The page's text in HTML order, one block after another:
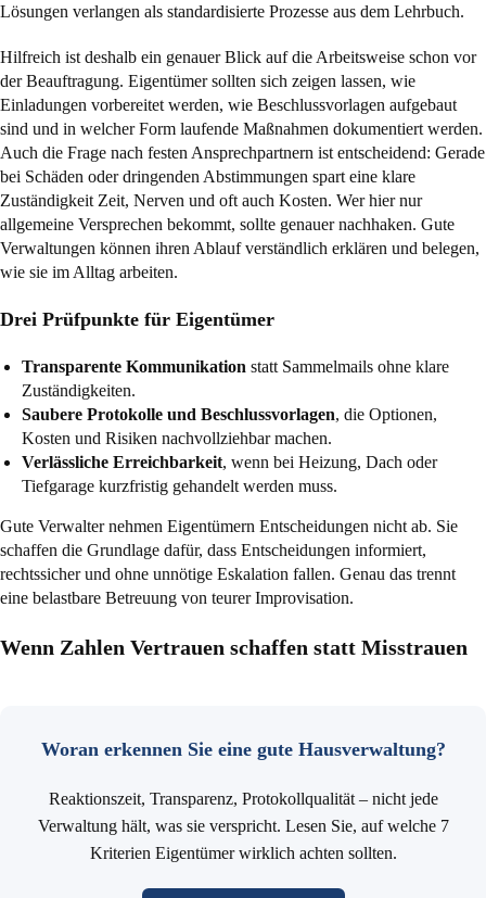
Lösungen verlangen als standardisierte Prozesse aus dem Lehrbuch.
Hilfreich ist deshalb ein genauer Blick auf die Arbeitsweise schon vor
der Beauftragung. Eigentümer sollten sich zeigen lassen, wie
Einladungen vorbereitet werden, wie Beschlussvorlagen aufgebaut
sind und in welcher Form laufende Maßnahmen dokumentiert werden.
Auch die Frage nach festen Ansprechpartnern ist entscheidend: Gerade
bei Schäden oder dringenden Abstimmungen spart eine klare
Zuständigkeit Zeit, Nerven und oft auch Kosten. Wer hier nur
allgemeine Versprechen bekommt, sollte genauer nachhaken. Gute
Verwaltungen können ihren Ablauf verständlich erklären und belegen,
wie sie im Alltag arbeiten.
Drei Prüfpunkte für Eigentümer
Transparente Kommunikation statt Sammelmails ohne klare
Zuständigkeiten.
Saubere Protokolle und Beschlussvorlagen, die Optionen,
Kosten und Risiken nachvollziehbar machen.
Verlässliche Erreichbarkeit, wenn bei Heizung, Dach oder
Tiefgarage kurzfristig gehandelt werden muss.
Gute Verwalter nehmen Eigentümern Entscheidungen nicht ab. Sie
schaffen die Grundlage dafür, dass Entscheidungen informiert,
rechtssicher und ohne unnötige Eskalation fallen. Genau das trennt
eine belastbare Betreuung von teurer Improvisation.
Wenn Zahlen Vertrauen schaffen statt Misstrauen
Woran erkennen Sie eine gute Hausverwaltung?
Reaktionszeit, Transparenz, Protokollqualität – nicht jede
Verwaltung hält, was sie verspricht. Lesen Sie, auf welche 7
Kriterien Eigentümer wirklich achten sollten.